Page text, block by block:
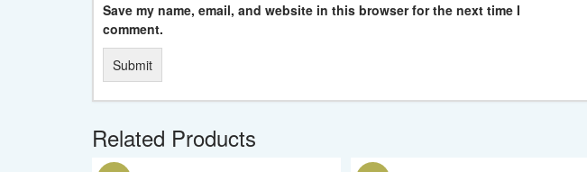
Save my name, email, and website in this browser for the next time I
comment.
Related Products